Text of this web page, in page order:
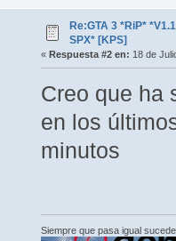
Re:GTA 3 *RiP*
SPX* [KPS]
« Respuesta #2 en: 18 de
Creo que ha
en los
minutos
Siempre que pasa igual